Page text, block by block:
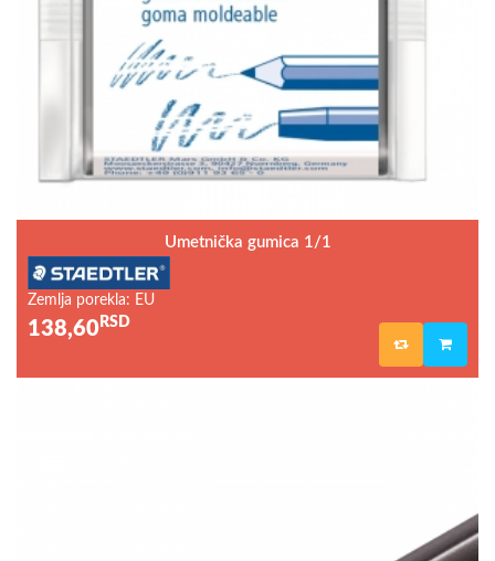
Umetnička gumica 1/1
Zemlja porekla: EU
138,60 RSD